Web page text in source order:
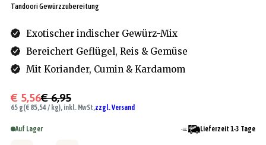
Tandoori Gewürzzubereitung
Exotischer indischer Gewürz-Mix
Bereichert Geflügel, Reis & Gemüse
Mit Koriander, Cumin & Kardamom
€ 5,56€ 6,95
65 g(€ 85,54 / kg), inkl. MwSt,zzgl. Versand
Auf Lager Lieferzeit 1-3 Tage